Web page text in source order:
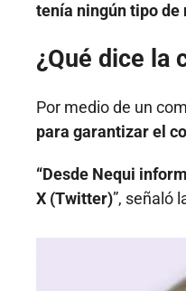
tenía ningún tipo de
¿Qué dice la
Por medio de un
para garantizar el
“Desde Nequi
X (Twitter)”, señaló